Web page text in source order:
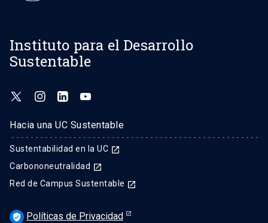
Instituto para el Desarrollo
Sustentable
Hacia una UC Sustentable
Sustentabilidad en la UC launch
Carbononeutralidad launch
Red de Campus Sustentable launch
verified_user Políticas de Privacidad